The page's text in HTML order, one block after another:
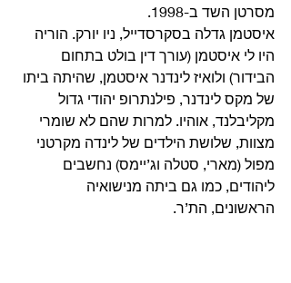
מסרטן השד ב-1998.
איסטמן גדלה בסקרסדייל, ניו יורק. הוריה
היו לי איסטמן (עורך דין בולט בתחום
הבידור) ולואיז לינדנר איסטמן, שהיתה ביתו
של מקס לינדנר, פילנתרופ יהודי גדול
מקליבלנד, אוהיו. למרות שהם לא שומרי
מצוות, שלושת הילדים של לינדה מקרטני
מפול (מארי, סטלה וג’יימס) נחשבים
ליהודים, כמו גם ביתה מנישואיה
הראשונים, הת’ר.